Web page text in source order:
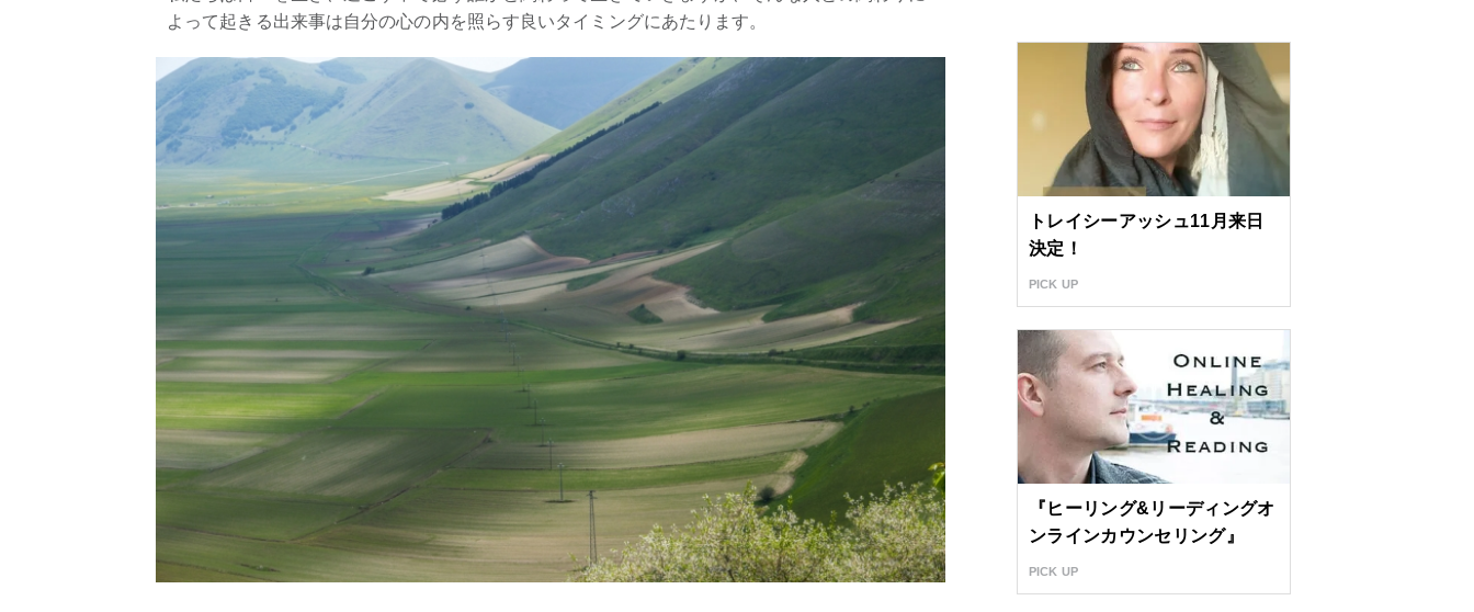
よって起きる出来事は自分の心の内を照らす良いタイミングにあたります。
トレイシーアッシュ11月来日
決定！
PICK UP
『ヒーリング&リーディングオ
ンラインカウンセリング』
PICK UP